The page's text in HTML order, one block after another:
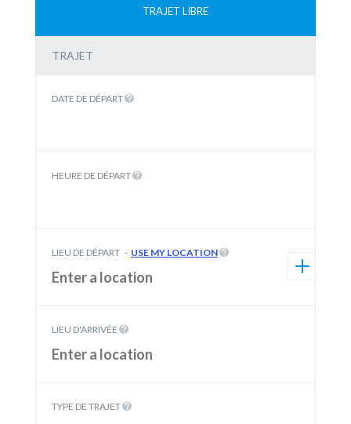
TRAJET LIBRE
TRAJET
DATE DE DÉPART
HEURE DE DÉPART
LIEU DE DÉPART - USE MY LOCATION
LIEU D'ARRIVÉE
TYPE DE TRAJET